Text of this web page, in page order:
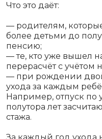
Что это даёт:
— родителям,
более детьми до
пенсию;
— те, кто уже вышел
перерасчёт с учётом
— при рождении
ухода за каждым
Например, отпуск по
полутора лет
стажа.